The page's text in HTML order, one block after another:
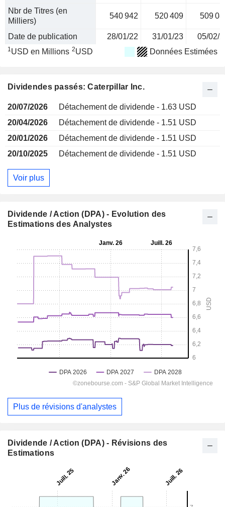
Nbr de Titres (en
Milliers)
540 942 520 409 509
Date de publication 28/01/22 31/01/23 05/02/
1USD en Millions 2USD Données Estimées
Dividendes passés: Caterpillar Inc.
20/07/2026
Détachement de dividende - 1.63 USD
20/04/2026
Détachement de dividende - 1.51 USD
20/01/2026
Détachement de dividende - 1.51 USD
20/10/2025
Détachement de dividende - 1.51 USD
Voir plus
Dividende / Action (DPA) - Evolution des
Estimations des Analystes
Plus de révisions d'analystes
Dividende / Action (DPA) - Révisions des
Estimations